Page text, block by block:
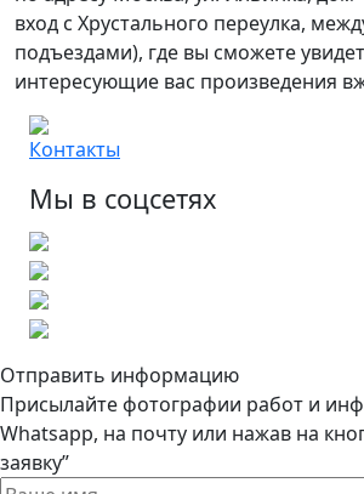
вход с Хрустального переулка,
подъездами), где вы сможете
интересующие вас произведения
Контакты
Мы в соцсетях
Отправить информацию
Присылайте фотографии работ и
Whatsapp, на почту или нажав на
заявку”